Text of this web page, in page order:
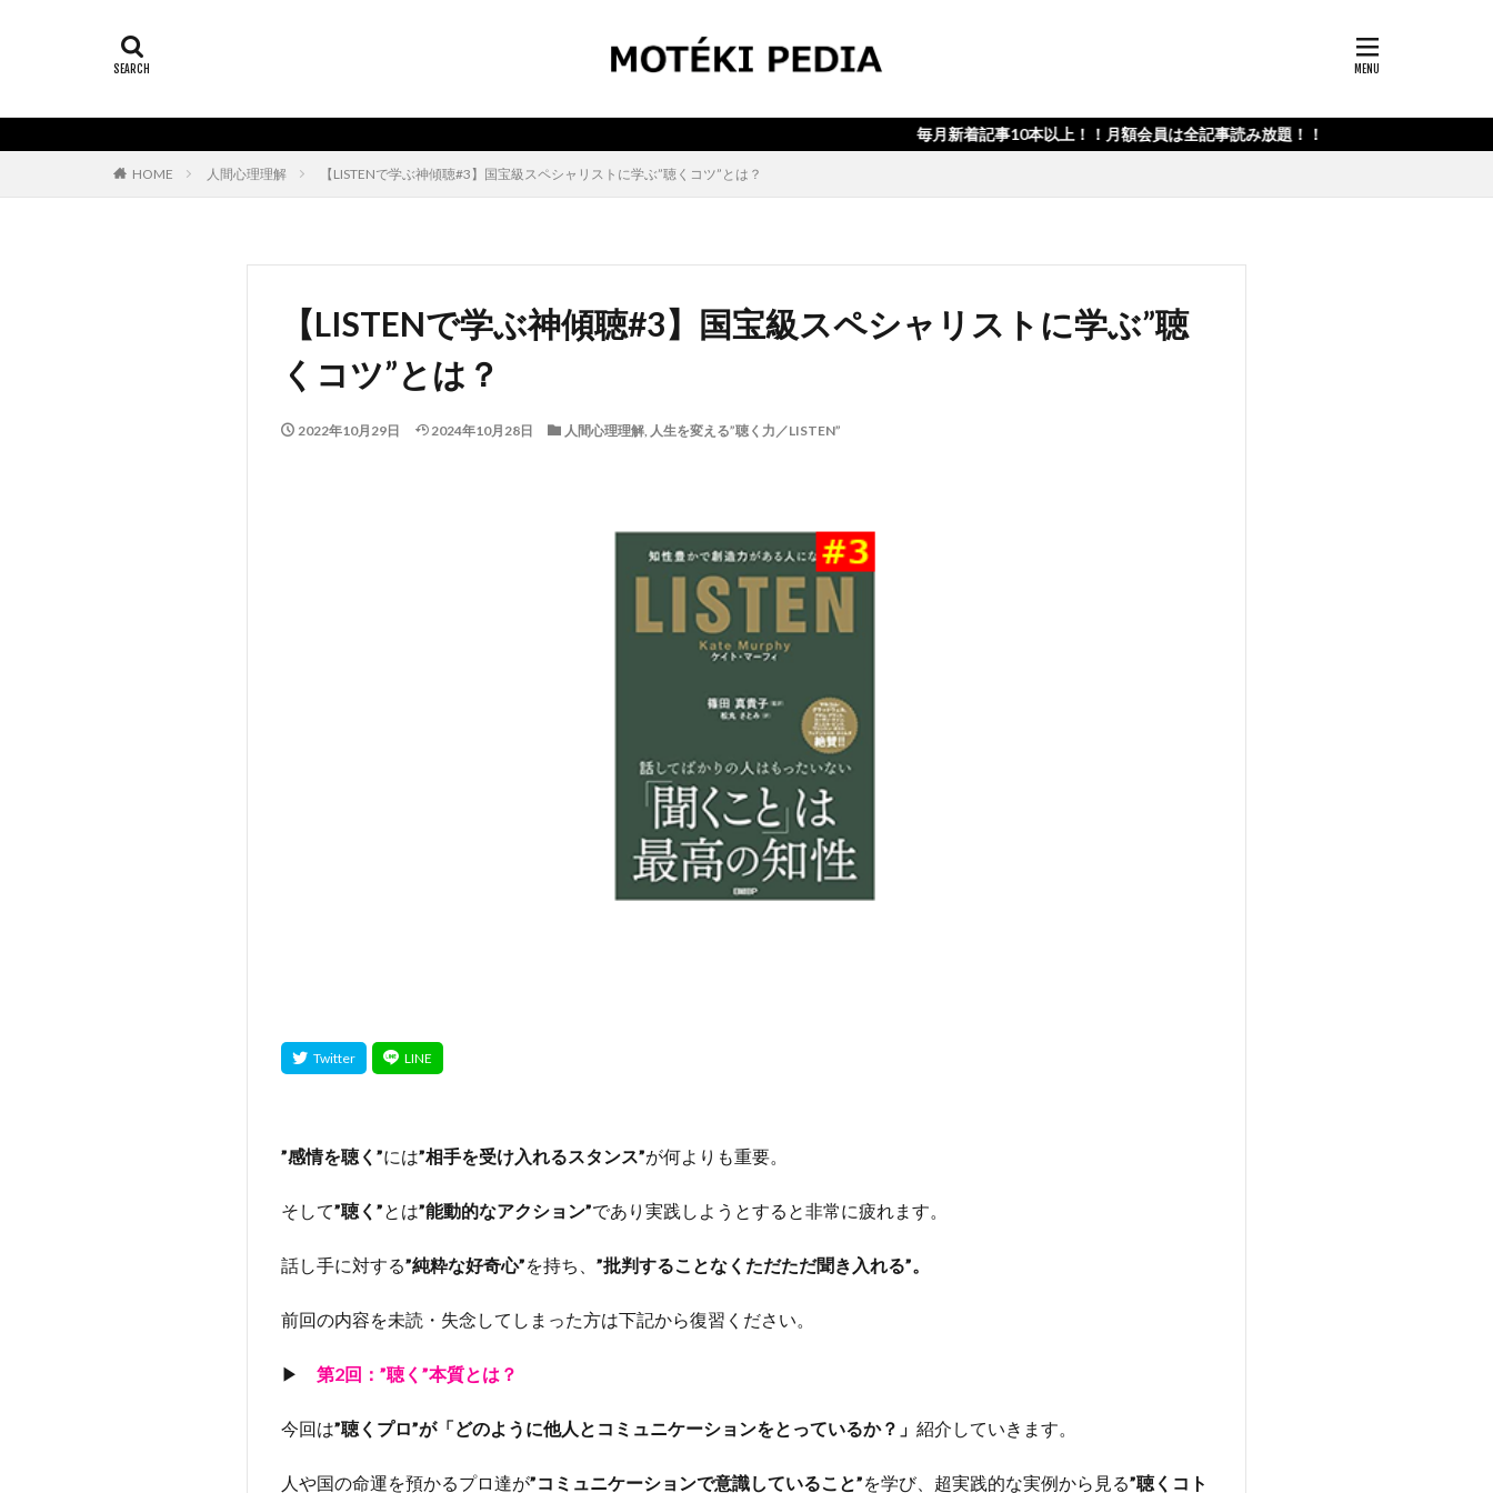
毎月新着記事10本以上！！月額会員は全記事読み放題！！
HOME 人間心理理解 【LISTENで学ぶ神傾聴#3】国宝級スペシャリストに学ぶ”聴くコツ”とは？
【LISTENで学ぶ神傾聴#3】国宝級スペシャリストに学ぶ”聴
くコツ”とは？
2022年10月29日 2024年10月28日 人間心理理解, 人生を変える”聴く力／LISTEN”
”感情を聴く”には”相手を受け入れるスタンス”が何よりも重要。
そして”聴く”とは”能動的なアクション”であり実践しようとすると非常に疲れます。
話し手に対する”純粋な好奇心”を持ち、 ”批判することなくただただ聞き入れる”。
前回の内容を未読・失念してしまった方は下記から復習ください。
▶ 第2回：”聴く”本質とは？
今回は”聴くプロ”が「どのように他人とコミュニケーションをとっているか？」 紹介していきます。
人や国の命運を預かるプロ達が”コミュニケーションで意識していること”を学び、超実践的な実例から見る”聴くコト